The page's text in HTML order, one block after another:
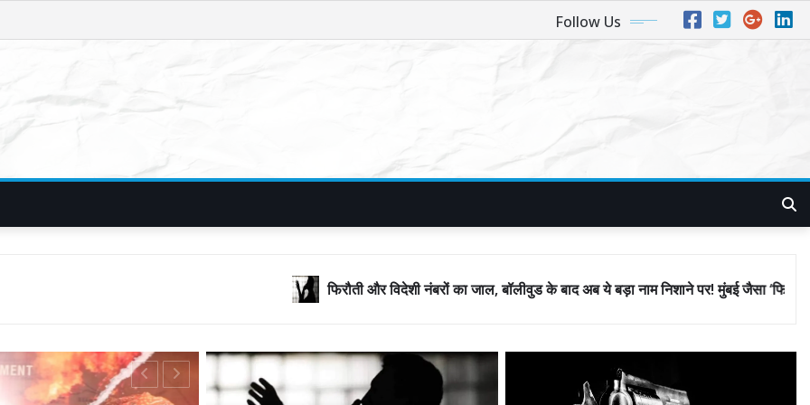
Follow Us
फिरौती और विदेशी नंबरों का जाल, बॉलीवुड के बाद अब ये बड़ा नाम निशाने पर! मुंबई जैसा ‘फिरौती खेल’ अब दिल्ली-पंजाब में?